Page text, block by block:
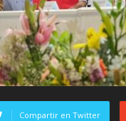
Compartir en Twitter